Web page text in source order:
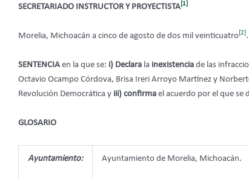
SECRETARIADO INSTRUCTOR Y PROYECTISTA[1]
Morelia, Michoacán a cinco de agosto de dos mil veinticuatro [2] .
SENTENCIA en la que se: i) Declara la inexistencia de las
Octavio Ocampo Córdova, Brisa Ireri Arroyo Martínez y
Revolución Democrática y iii) confirma el acuerdo por el que se
GLOSARIO
Ayuntamiento: Ayuntamiento de Morelia, Michoacán.